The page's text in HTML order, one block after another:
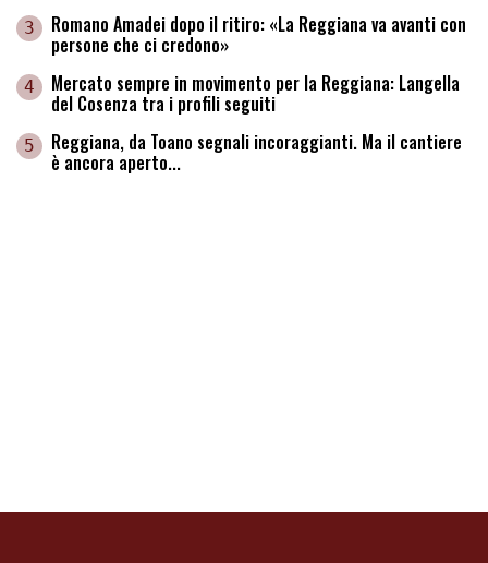
3 Romano Amadei dopo il ritiro: «La Reggiana va avanti con
persone che ci credono»
4 Mercato sempre in movimento per la Reggiana: Langella
del Cosenza tra i profili seguiti
5 Reggiana, da Toano segnali incoraggianti. Ma il cantiere
è ancora aperto...